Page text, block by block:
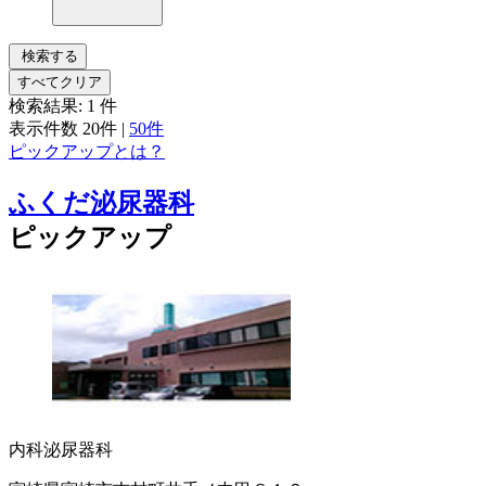
検索する
すべてクリア
検索結果: 1 件
表示件数 20件 | 50件
ピックアップとは？
ふくだ泌尿器科
ピックアップ
内科泌尿器科